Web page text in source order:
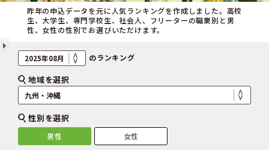
昨年の申込データを元に人気ランキングを作成しました。高校
生、大学生、専門学校生、社会人、フリーターの職業別と男
性、女性の性別でお選びいただけます。
のランキング
地域を選択
性別を選択
男性 女性